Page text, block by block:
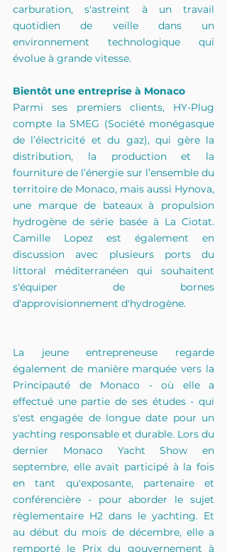
carburation, s'astreint à un travail
quotidien de veille dans un
environnement technologique qui
évolue à grande vitesse.
Bientôt une entreprise à Monaco
Parmi ses premiers clients, HY-Plug
compte la SMEG (Société monégasque
de l’électricité et du gaz), qui gère la
distribution, la production et la
fourniture de l’énergie sur l’ensemble du
territoire de Monaco, mais aussi Hynova,
une marque de bateaux à propulsion
hydrogène de série basée à La Ciotat.
Camille Lopez est également en
discussion avec plusieurs ports du
littoral méditerranéen qui souhaitent
s'équiper de bornes
d'approvisionnement d'hydrogène.
La jeune entrepreneuse regarde
également de manière marquée vers la
Principauté de Monaco - où elle a
effectué une partie de ses études - qui
s'est engagée de longue date pour un
yachting responsable et durable. Lors du
dernier Monaco Yacht Show en
septembre, elle avait participé à la fois
en tant qu'exposante, partenaire et
conférencière - pour aborder le sujet
règlementaire H2 dans le yachting. Et
au début du mois de décembre, elle a
remporté le Prix du gouvernement à